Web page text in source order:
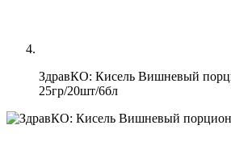
ЗдравКО: Кисель Вишневый
25гр/20шт/6бл